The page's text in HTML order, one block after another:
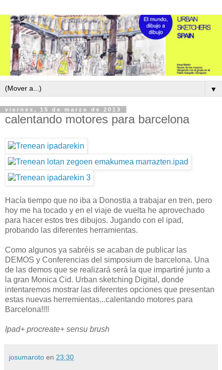
▼
viernes, 15 de marzo de 2013
calentando motores para barcelona
Hacía tiempo que no iba a Donostia a trabajar en tren, pero
hoy me ha tocado y en el viaje de vuelta he aprovechado
para hacer estos tres dibujos. Jugando con el ipad,
probando las diferentes herramientas.
Como algunos ya sabréis se acaban de publicar las
DEMOS y Conferencias del simposium de barcelona. Una
de las demos que se realizará será la que impartiré junto a
la gran Monica Cid. Urban sketching Digital, donde
intentaremos mostrar las diferentes opciones que presentan
estas nuevas herremientas...calentando motores para
Barcelona!!!!
Ipad+ procreate+ sensu brush
josumaroto en 23:30